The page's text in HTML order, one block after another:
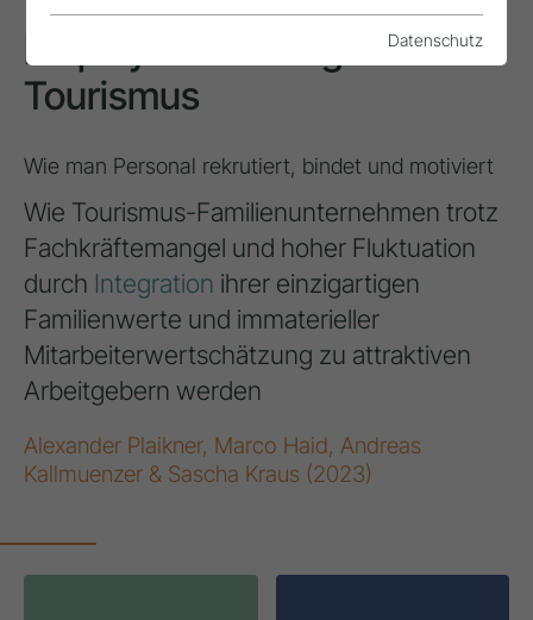
Employer Branding im
Tourismus
Wie man Personal rekrutiert, bindet und motiviert
Wie Tourismus-Familienunternehmen trotz
Fachkräftemangel und hoher Fluktuation
durch Integration ihrer einzigartigen
Familienwerte und immaterieller
Mitarbeiterwertschätzung zu attraktiven
Arbeitgebern werden
Alexander Plaikner, Marco Haid, Andreas
Kallmuenzer & Sascha Kraus (2023)
Datenschutz